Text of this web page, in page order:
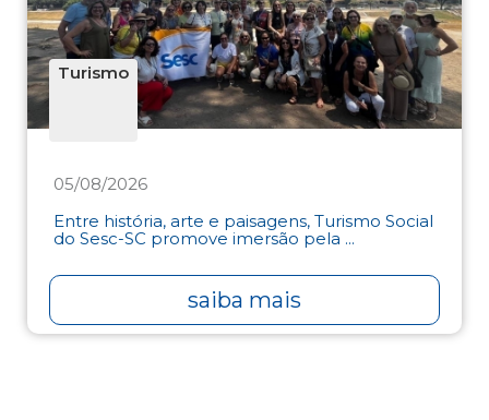
Turismo
05/08/2026
Entre história, arte e paisagens, Turismo Social
do Sesc-SC promove imersão pela ...
saiba mais